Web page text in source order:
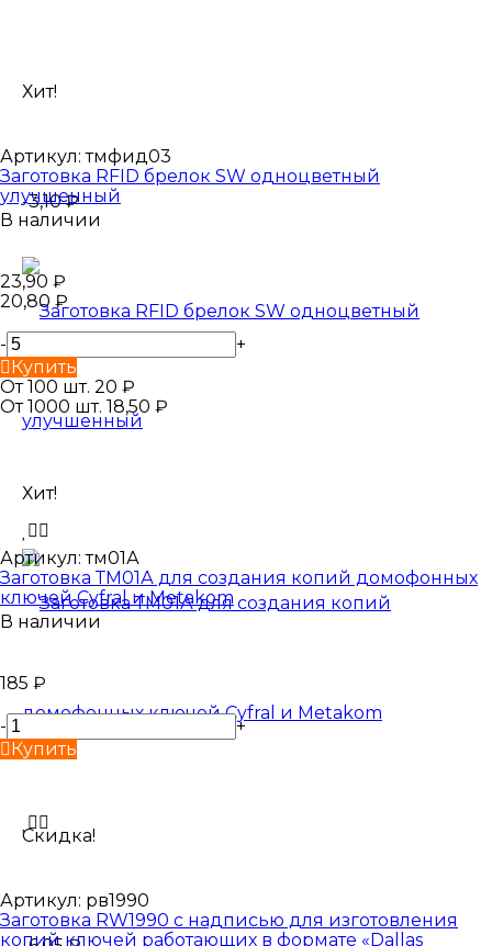
Хит!
-3,10₽
Артикул: тмфид03
Заготовка RFID брелок SW одноцветный
улучшенный
В наличии
23,90 ₽
20,80 ₽
-
+
Купить
От 100 шт. 20 ₽
От 1000 шт. 18,50 ₽
Хит!
Артикул: тм01А
Заготовка ТМ01А для создания копий домофонных
ключей Cyfral и Metakom
В наличии
185 ₽
-
+
Купить
Скидка!
Артикул: рв1990
Заготовка RW1990 с надписью для изготовления
копий ключей работающих в формате «Dallas